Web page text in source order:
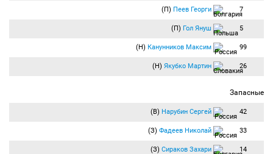
(П) Пеев Георги 7
(П) Гол Януш 5
(Н) Канунников Максим 99
(Н) Якубко Мартин 26
Запасные
(В) Нарубин Сергей 42
(З) Фадеев Николай 33
(З) Сираков Захари 14